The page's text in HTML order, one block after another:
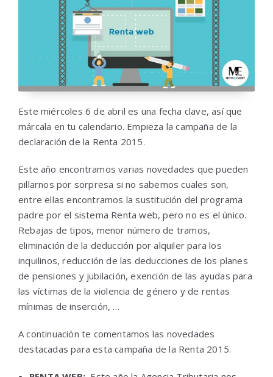
Este miércoles 6 de abril es una fecha clave, así que
márcala en tu calendario. Empieza la campaña de la
declaración de la Renta 2015.
Este año encontramos varias novedades que pueden
pillarnos por sorpresa si no sabemos cuales son,
entre ellas encontramos la sustitución del programa
padre por el sistema Renta web, pero no es el único.
Rebajas de tipos, menor número de tramos,
eliminación de la deducción por alquiler para los
inquilinos, reducción de las deducciones de los planes
de pensiones y jubilación, exención de las ayudas para
las víctimas de la violencia de género y de rentas
mínimas de inserción, …
A continuación te comentamos las novedades
destacadas para esta campaña de la Renta 2015.